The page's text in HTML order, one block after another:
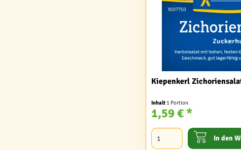
Kiepenkerl
Inhalt 1 Portion
1,59 € *
In den